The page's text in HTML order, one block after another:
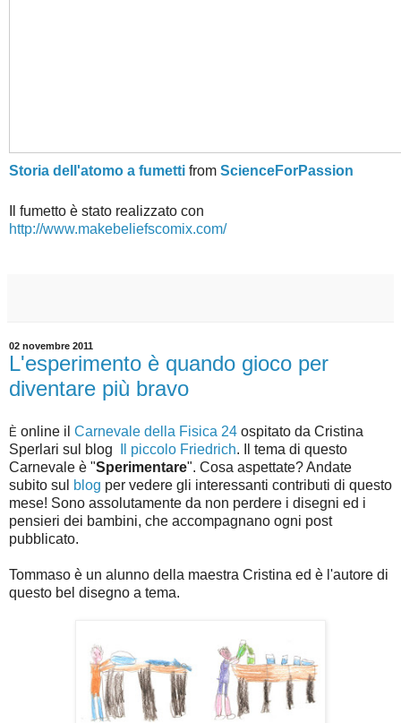
Storia dell'atomo a fumetti from ScienceForPassion
Il fumetto è stato realizzato con
http://www.makebeliefscomix.com/
02 novembre 2011
L'esperimento è quando gioco per
diventare più bravo
È online il Carnevale della Fisica 24 ospitato da Cristina
Sperlari sul blog
Il piccolo Friedrich. Il tema di questo
Carnevale è "Sperimentare". Cosa aspettate? Andate
subito sul
blog per vedere gli interessanti contributi di questo
mese! Sono assolutamente da non perdere i disegni ed i
pensieri dei bambini, che accompagnano ogni post
pubblicato.
Tommaso è un alunno della maestra Cristina ed è l'autore di
questo bel disegno a tema.